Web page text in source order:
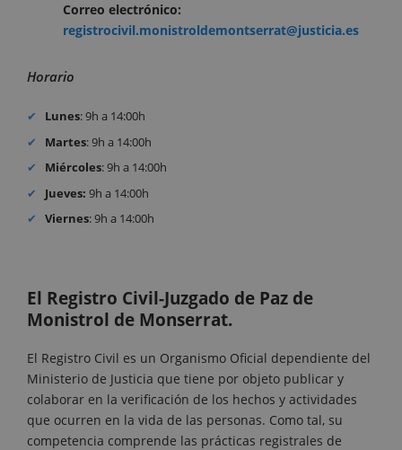
Correo electrónico:
registrocivil.monistroldemontserrat@justicia.es
Horario
Lunes: 9h a 14:00h
Martes: 9h a 14:00h
Miércoles: 9h a 14:00h
Jueves: 9h a 14:00h
Viernes: 9h a 14:00h
El Registro Civil-Juzgado de Paz de
Monistrol de Monserrat.
El Registro Civil es un Organismo Oficial dependiente del
Ministerio de Justicia que tiene por objeto publicar y
colaborar en la verificación de los hechos y actividades
que ocurren en la vida de las personas. Como tal, su
competencia comprende las prácticas registrales de